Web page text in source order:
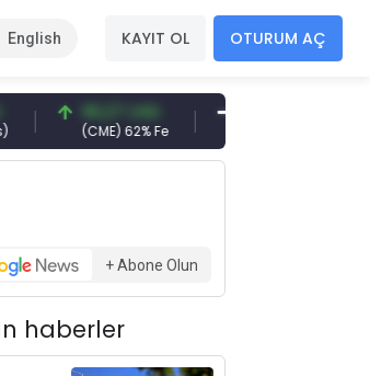
English KAYIT OL OTURUM AÇ
96,27 USD
(CME) 62% Fe
377,25 USD
Gemi Söküm
+ Abone Olun
haberler